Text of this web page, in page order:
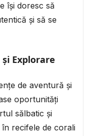
își doresc să
și să se
Explorare
de aventură și
oportunități
sălbatic și
recifele de corali